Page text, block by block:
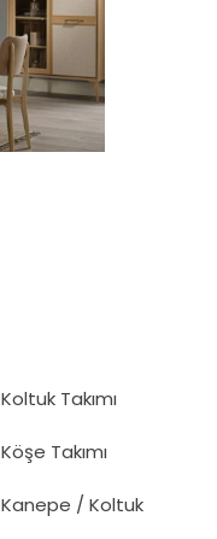
Koltuk Takımı
Köşe Takımı
Kanepe / Koltuk